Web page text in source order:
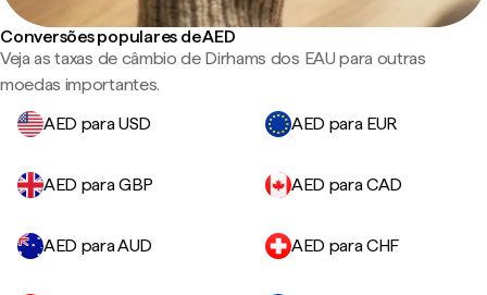
Conversões populares de AED
Veja as taxas de câmbio de Dirhams dos EAU para outras
moedas importantes.
AED para USD
AED para EUR
AED para GBP AED para CAD
AED para AUD AED para CHF